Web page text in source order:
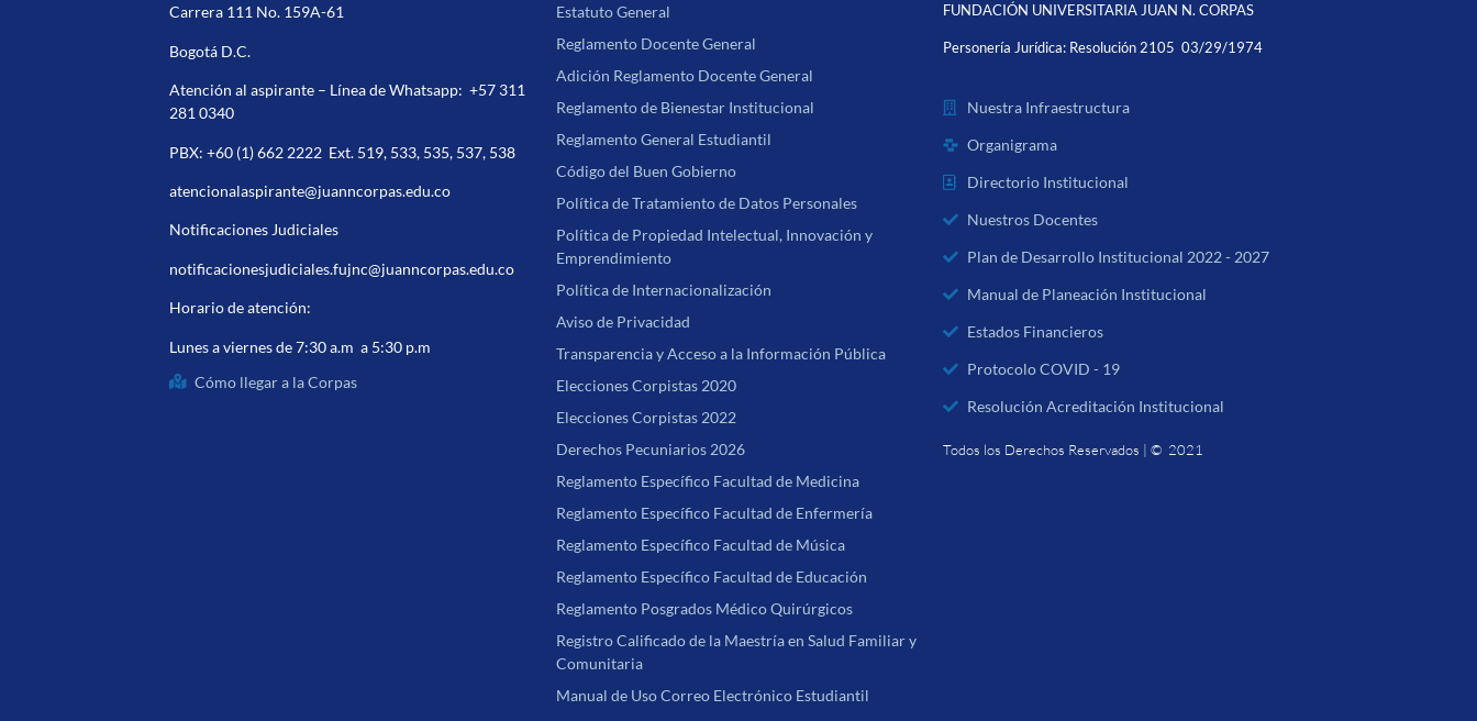
Carrera 111 No. 159A-61
Bogotá D.C.
Atención al aspirante – Línea de Whatsapp:+57 311
281 0340
PBX:+60 (1) 662 2222 Ext. 519, 533, 535, 537, 538
atencionalaspirante@juanncorpas.edu.co
Notificaciones Judiciales
notificacionesjudiciales.fujnc@juanncorpas.edu.co
Horario de atención:
Lunes a viernes de 7:30 a.m a 5:30 p.m
Cómo llegar a la Corpas
Estatuto General
Reglamento Docente General
Adición Reglamento Docente General
Reglamento de Bienestar Institucional
Reglamento General Estudiantil
Código del Buen Gobierno
Política de Tratamiento de Datos Personales
Política de Propiedad Intelectual, Innovación y
Emprendimiento
Política de Internacionalización
Aviso de Privacidad
Transparencia y Acceso a la Información Pública
Elecciones Corpistas 2020
Elecciones Corpistas 2022
Derechos Pecuniarios 2026
Reglamento Específico Facultad de Medicina
Reglamento Específico Facultad de Enfermería
Reglamento Específico Facultad de Música
Reglamento Específico Facultad de Educación
Reglamento Posgrados Médico Quirúrgicos
Registro Calificado de la Maestría en Salud Familiar y
Comunitaria
Manual de Uso Correo Electrónico Estudiantil
FUNDACIÓN UNIVERSITARIA JUAN N. CORPAS
Personería Jurídica: Resolución 2105 03/29/1974
Nuestra Infraestructura
Organigrama
Directorio Institucional
Nuestros Docentes
Plan de Desarrollo Institucional 2022 - 2027
Manual de Planeación Institucional
Estados Financieros
Protocolo COVID - 19
Resolución Acreditación Institucional
Todos los Derechos Reservados | © 2021